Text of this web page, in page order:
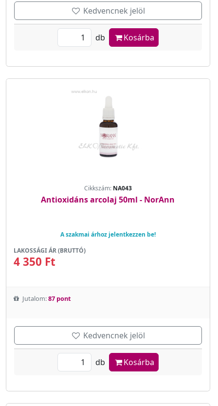
Kedvencnek jelöl
db Kosárba
Cikkszám: NA043
Antioxidáns arcolaj 50ml - NorAnn
A szakmai árhoz jelentkezzen be!
LAKOSSÁGI ÁR (BRUTTÓ)
4 350 Ft
Jutalom:87 pont
Kedvencnek jelöl
db Kosárba